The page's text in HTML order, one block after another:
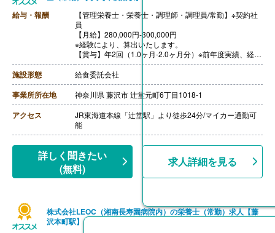
給与・報酬
【管理栄養士・栄養士・調理師・調理員/常勤】※契約社
員
【月給】280,000円-300,000円
※経験により、算出いたします。
【賞与】年2回（1.0ヶ月-2.0ヶ月分）※前年度実績、経験
による
【通勤手当】あり（上限なし/月）※全額支給
【昇給】あり（年1回）
【退職金】あり※勤続10年以上
施設形態 給食委託会社
事業所所在地 神奈川県 藤沢市 辻堂元町6丁目1018-1
アクセス
JR東海道本線「辻堂駅」より徒歩24分/マイカー通勤可
能
詳しく聞きたい
(無料)
求人詳細を見る
株式会社LEOC（湘南長寿園病院内）の栄養士（常勤）求人【藤
沢本町駅】